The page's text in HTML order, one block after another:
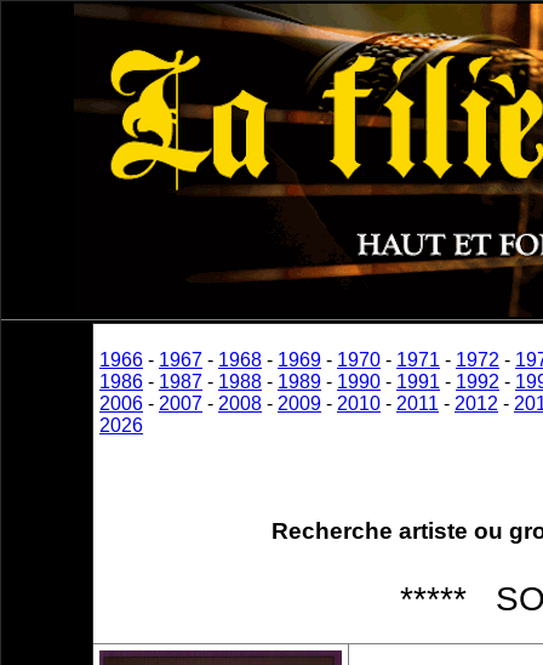
1966 - 1967 - 1968 - 1969 - 1970 - 1971 - 1972 -
1986 - 1987 - 1988 - 1989 - 1990 - 1991 - 1992 -
2006 - 2007 - 2008 - 2009 - 2010 - 2011 - 2012 -
2026
Recherche artiste ou
*****